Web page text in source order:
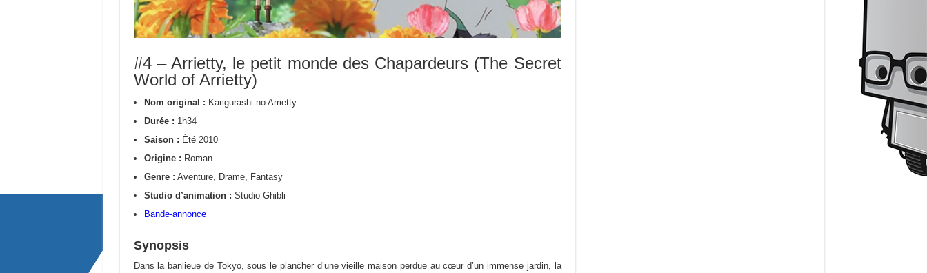
#4 – Arrietty, le petit monde des Chapardeurs (The Secret
World of Arrietty)
Nom original : Karigurashi no Arrietty
Durée : 1h34
Saison : Été 2010
Origine : Roman
Genre : Aventure, Drame, Fantasy
Studio d’animation : Studio Ghibli
Bande-annonce
Synopsis
Dans la banlieue de Tokyo, sous le plancher d’une vieille maison perdue au cœur d’un immense jardin, la